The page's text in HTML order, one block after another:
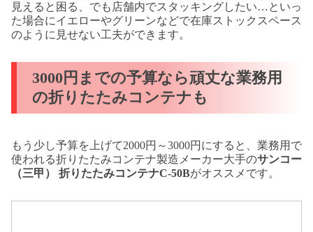
見えると困る、でも店舗内でスタッキングしたい…といっ
た場合にイエローやグリーンなどで在庫ストックスペース
のように見せない工夫ができます。
3000円までの予算なら頑丈な業務用
の折りたたみコンテナも
もう少し予算を上げて2000円～3000円にすると、業務用で
使われる折りたたみコンテナ製造メーカー大手のサンコー
（三甲） 折りたたみコンテナC-50Bがオススメです。